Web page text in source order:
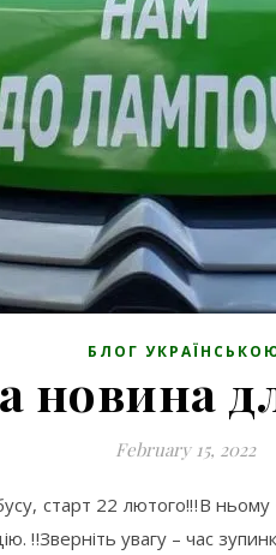
БЛОГ
новина
February 15, 2022
старт 22 лютого!‼️В
‼️Зверніть увагу – час